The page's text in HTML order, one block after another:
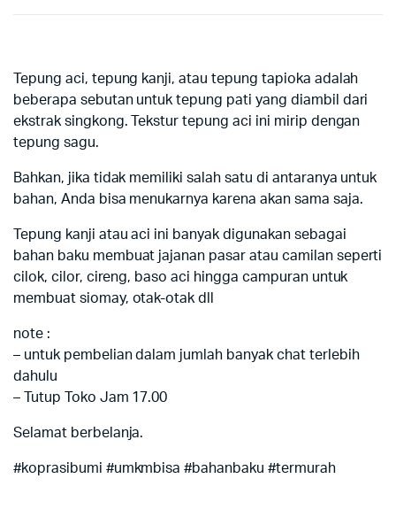
Tepung aci, tepung kanji, atau tepung tapioka adalah
beberapa sebutan untuk tepung pati yang diambil dari
ekstrak singkong. Tekstur tepung aci ini mirip dengan
tepung sagu.
Bahkan, jika tidak memiliki salah satu di antaranya untuk
bahan, Anda bisa menukarnya karena akan sama saja.
Tepung kanji atau aci ini banyak digunakan sebagai
bahan baku membuat jajanan pasar atau camilan seperti
cilok, cilor, cireng, baso aci hingga campuran untuk
membuat siomay, otak-otak dll
note :
– untuk pembelian dalam jumlah banyak chat terlebih
dahulu
– Tutup Toko Jam 17.00
Selamat berbelanja.
#koprasibumi #umkmbisa #bahanbaku #termurah